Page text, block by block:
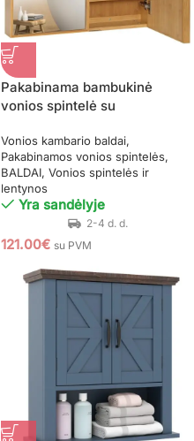
Pakabinama bambukinė
vonios spintelė su
Vonios kambario baldai
Pakabinamos vonios spintelės
BALDAI Vonios spintelės ir
lentynos
Yra sandėlyje
121.00€ su PVM